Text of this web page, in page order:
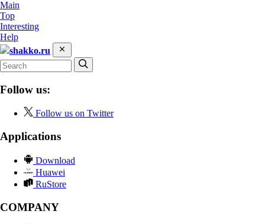
Main
Top
Interesting
Help
shakko.ru
Follow us:
Follow us on Twitter
Applications
Download
Huawei
RuStore
COMPANY